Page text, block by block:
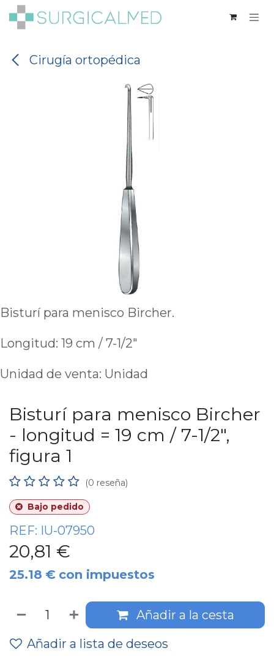
Ir al contenido
Cirugía ortopédica
Bisturí para menisco Bircher.
Longitud: 19 cm / 7-1/2"
Unidad de venta: Unidad
Bisturí para menisco Bircher
- longitud = 19 cm / 7-1/2",
figura 1
(0 reseña)
Bajo pedido
REF: IU-07950
20,81 €
25.18 € con impuestos
Añadir a la cesta
Añadir a lista de deseos